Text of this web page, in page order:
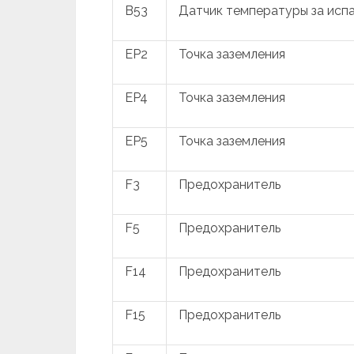
B53 Датчик температуры за
EP2 Точка заземления
EP4 Точка заземления
EP5 Точка заземления
F3 Предохранитель
F5 Предохранитель
F14 Предохранитель
F15 Предохранитель